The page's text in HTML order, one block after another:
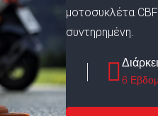
μοτοσυκλέτα
συντηρημένη.
6